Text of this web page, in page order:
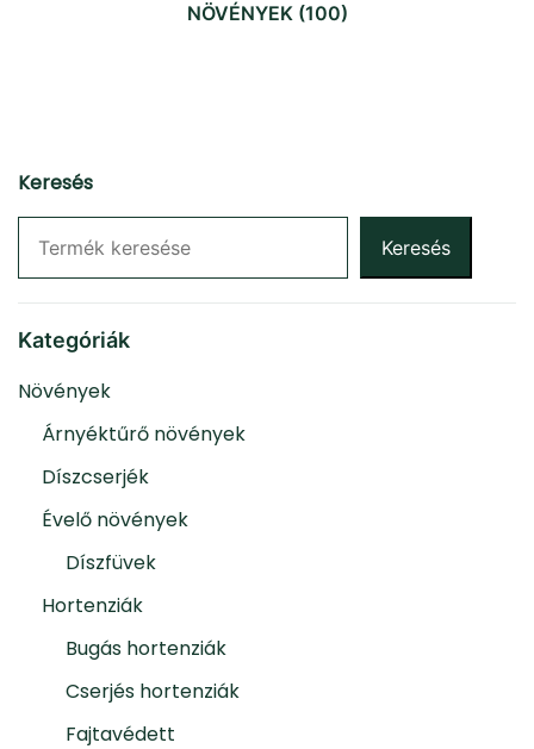
NÖVÉNYEK (100)
Keresés
Keresés
Kategóriák
Növények
Árnyéktűrő növények
Díszcserjék
Évelő növények
Díszfüvek
Hortenziák
Bugás hortenziák
Cserjés hortenziák
Fajtavédett